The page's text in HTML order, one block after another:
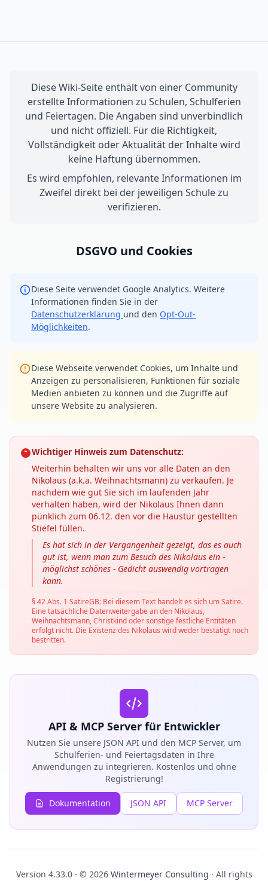
Diese Wiki-Seite enthält von einer Community
erstellte Informationen zu Schulen, Schulferien
und Feiertagen. Die Angaben sind unverbindlich
und nicht offiziell. Für die Richtigkeit,
Vollständigkeit oder Aktualität der Inhalte wird
keine Haftung übernommen.
Es wird empfohlen, relevante Informationen im
Zweifel direkt bei der jeweiligen Schule zu
verifizieren.
DSGVO und Cookies
Diese Seite verwendet Google Analytics. Weitere
Informationen finden Sie in der
Datenschutzerklärung und den Opt-Out-
Möglichkeiten.
Diese Webseite verwendet Cookies, um Inhalte und
Anzeigen zu personalisieren, Funktionen für soziale
Medien anbieten zu können und die Zugriffe auf
unsere Website zu analysieren.
Wichtiger Hinweis zum Datenschutz:
Weiterhin behalten wir uns vor alle Daten an den
Nikolaus (a.k.a. Weihnachtsmann) zu verkaufen. Je
nachdem wie gut Sie sich im laufenden Jahr
verhalten haben, wird der Nikolaus Ihnen dann
pünklich zum 06.12. den vor die Haustür gestellten
Stiefel füllen.
Es hat sich in der Vergangenheit gezeigt, das es auch
gut ist, wenn man zum Besuch des Nikolaus ein -
möglichst schönes - Gedicht auswendig vortragen
kann.
§ 42 Abs. 1 SatireGB: Bei diesem Text handelt es sich um Satire.
Eine tatsächliche Datenweitergabe an den Nikolaus,
Weihnachtsmann, Christkind oder sonstige festliche Entitäten
erfolgt nicht. Die Existenz des Nikolaus wird weder bestätigt noch
bestritten.
API & MCP Server für Entwickler
Nutzen Sie unsere JSON API und den MCP Server, um
Schulferien- und Feiertagsdaten in Ihre
Anwendungen zu integrieren. Kostenlos und ohne
Registrierung!
Dokumentation JSON API MCP Server
Version 4.33.0 · © 2026 Wintermeyer Consulting · All rights